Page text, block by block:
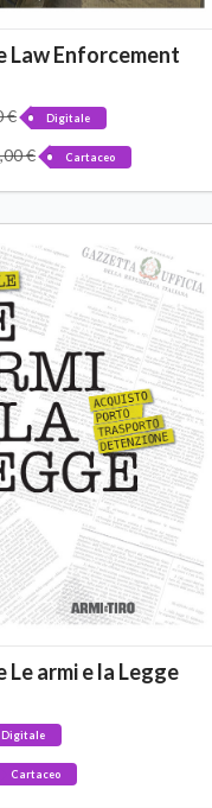
Law Enforcement
€ Digitale
€ Cartaceo
Le armi e la Legge
Digitale
Cartaceo